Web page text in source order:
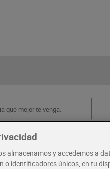
que mejor te venga.
almacenamos y accedemos a
o identificadores únicos, en tu